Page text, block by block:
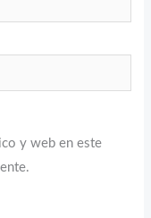
y web en este